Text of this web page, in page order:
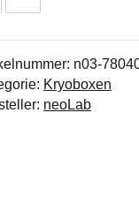
n03-
Kryoboxen
neoLab